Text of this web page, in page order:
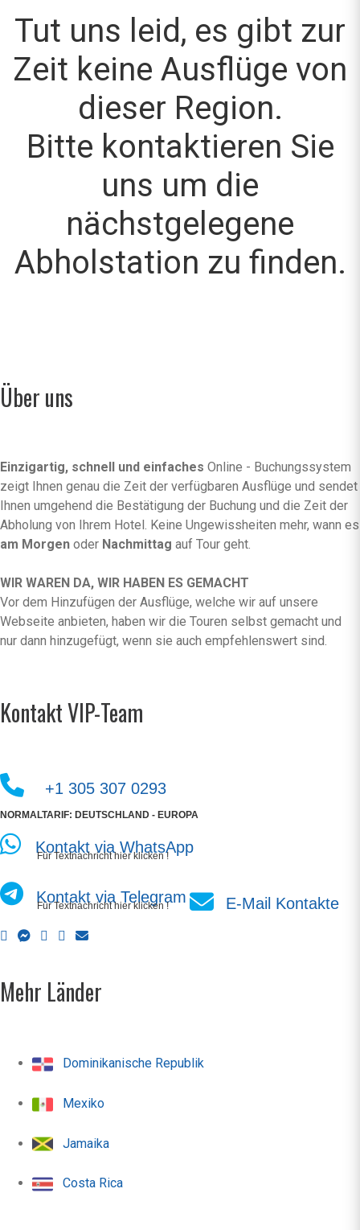
Tut uns leid, es gibt zur
Zeit keine Ausflüge von
dieser Region.
Bitte kontaktieren Sie
uns um die
nächstgelegene
Abholstation zu finden.
Über uns
Einzigartig, schnell und einfaches Online - Buchungssystem
zeigt Ihnen genau die Zeit der verfügbaren Ausflüge und sendet
Ihnen umgehend die Bestätigung der Buchung und die Zeit der
Abholung von Ihrem Hotel. Keine Ungewissheiten mehr, wann es
am Morgen oder Nachmittag auf Tour geht.
WIR WAREN DA, WIR HABEN ES GEMACHT
Vor dem Hinzufügen der Ausflüge, welche wir auf unsere
Webseite anbieten, haben wir die Touren selbst gemacht und
nur dann hinzugefügt, wenn sie auch empfehlenswert sind.
Kontakt VIP-Team
+1 305 307 0293
NORMALTARIF: DEUTSCHLAND - EUROPA
Kontakt via WhatsApp
Für Textnachricht hier klicken !
Kontakt via Telegram
Für Textnachricht hier klicken ! E-Mail Kontakte
Mehr Länder
Dominikanische Republik
Mexiko
Jamaika
Costa Rica